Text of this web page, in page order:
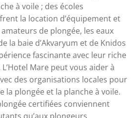
à voile ; des écoles
la location d’équipement et
de plongée, les eaux
la baie d’Akvaryum et de Knidos
fascinante avec leur riche
Mare peut vous aider à
des organisations locales pour
la plongée et la planche à voile.
certifiées conviennent